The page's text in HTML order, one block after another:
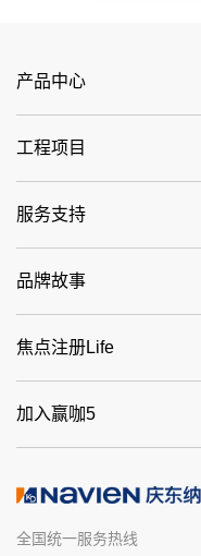
产品中心
工程项目
服务支持
品牌故事
焦点注册Life
加入赢咖5
全国统一服务热线